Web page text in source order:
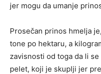
jer mogu da umanje
Prosečan prinos hmelja
tone po hektaru, a
zavisnosti od toga da li
pelet, koji je skuplji jer